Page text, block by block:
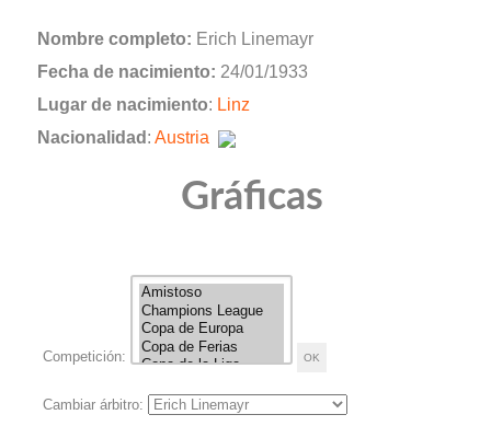
Nombre completo: Erich Linemayr
Fecha de nacimiento: 24/01/1933
Lugar de nacimiento: Linz
Nacionalidad : Austria
Gráficas
Competición:
Cambiar árbitro: